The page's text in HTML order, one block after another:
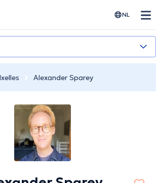
NL
Ixelles Alexander Sparey